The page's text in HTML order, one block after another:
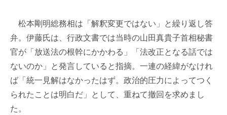
松本剛明総務相は「解釈変更ではない」と繰り返し答
弁。伊藤氏は、行政文書では当時の山田真貴子首相秘書
官が「放送法の根幹にかかわる」「法改正となる話では
ないのか」と発言していると指摘。一連の経緯がなけれ
ば「統一見解はなかったはず。政治的圧力によってつく
られたことは明白だ」として、重ねて撤回を求めまし
た。